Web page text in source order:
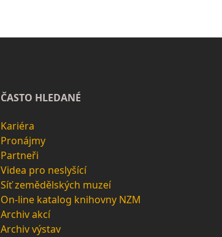
ČASTO HLEDANÉ
Kariéra
Pronájmy
Partneři
Videa pro neslyšící
Síť zemědělských muzeí
On-line katalog knihovny NZM
Archiv akcí
Archiv výstav